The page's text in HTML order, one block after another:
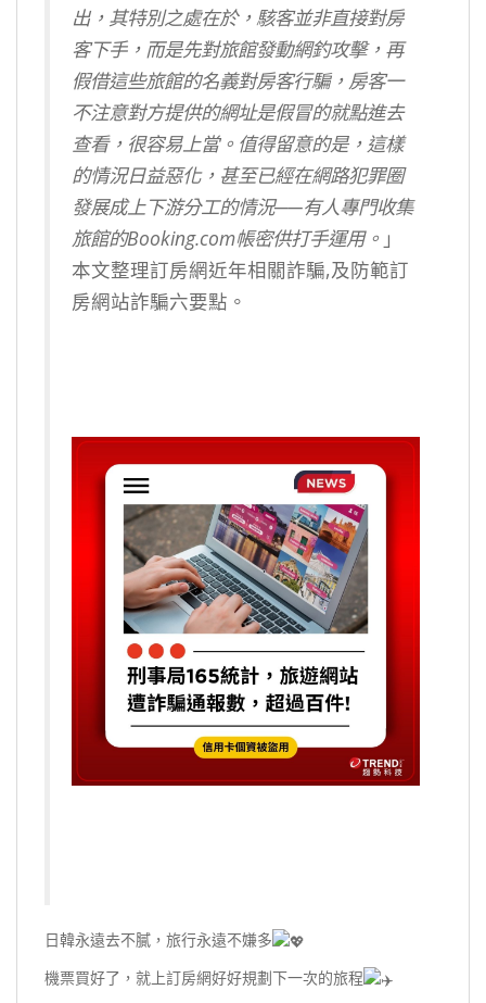
出，其特別之處在於，駭客並非直接對房
客下手，而是先對旅館發動網釣攻擊，再
假借這些旅館的名義對房客行騙，房客一
不注意對方提供的網址是假冒的就點進去
查看，很容易上當。值得留意的是，這樣
的情況日益惡化，甚至已經在網路犯罪圈
發展成上下游分工的情況──有人專門收集
旅館的Booking.com帳密供打手運用。 」
本文整理訂房網近年相關詐騙,及防範訂
房網站詐騙六要點。
日韓永遠去不膩，旅行永遠不嫌多
機票買好了，就上訂房網好好規劃下一次的旅程